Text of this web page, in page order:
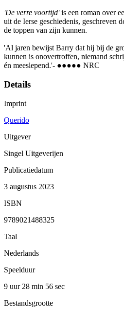
'De verre voortijd'is een roman over
uit de Ierse geschiedenis, geschreven
de toppen van zijn kunnen.
'Al jaren bewijst Barry dat hij bij de
kunnen is onovertroffen, niemand
én meeslepend.'- ●●●●● NRC
Details
Imprint
Querido
Uitgever
Singel Uitgeverijen
Publicatiedatum
3 augustus 2023
ISBN
9789021488325
Taal
Nederlands
Speelduur
9 uur 28 min 56 sec
Bestandsgrootte